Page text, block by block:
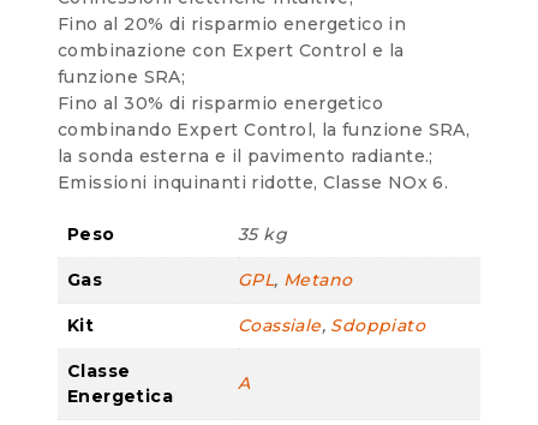
Fino al 20% di risparmio energetico in
combinazione con Expert Control e la
funzione SRA;
Fino al 30% di risparmio energetico
combinando Expert Control, la funzione SRA,
la sonda esterna e il pavimento radiante.;
Emissioni inquinanti ridotte, Classe NOx 6.
Peso 35 kg
Gas GPL, Metano
Kit Coassiale, Sdoppiato
Classe
Energetica
A